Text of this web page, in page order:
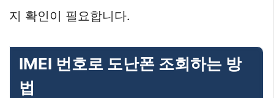
지 확인이 필요합니다.
IMEI 번호로 도난폰 조회하는 방
법